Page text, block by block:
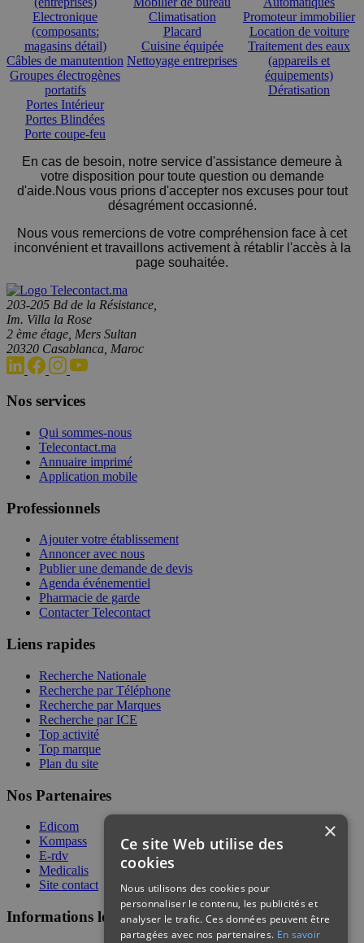
Electronique
(composants:
magasins détail)
Câbles de manutention
Groupes électrogènes
portatifs
Portes Intérieur
Portes Blindées
Porte coupe-feu
Climatisation
Placard
Cuisine équipée
Nettoyage entreprises
Promoteur immobilier
Location de voiture
Traitement des eaux
(appareils et
équipements)
Dératisation
En cas de besoin, notre service d'assistance demeure à
votre disposition pour toute question ou demande
d'aide.Nous vous prions d'accepter nos excuses pour tout
désagrément occasionné.
Nous vous remercions de votre compréhension face à cet
inconvénient et travaillons activement à rétablir l'accès à la
page souhaitée.
203-205 Bd de la Résistance,
Im. Villa la Rose
2 ème étage, Mers Sultan
20320 Casablanca, Maroc
Nos services
Qui sommes-nous
Telecontact.ma
Annuaire imprimé
Application mobile
Professionnels
Ajouter votre établissement
Annoncer avec nous
Publier une demande de devis
Agenda événementiel
Pharmacie de garde
Contacter Telecontact
Liens rapides
Recherche Nationale
Recherche par Téléphone
Recherche par Marques
Recherche par ICE
Top activité
Top marque
Plan du site
Nos Partenaires
Edicom
Kompass
E-rdv
Medicalis
Site contact
Informations légales
×
Ce site Web utilise des
cookies
Nous utilisons des cookies pour
personnaliser le contenu, les publicités et
analyser le trafic. Ces données peuvent être
partagées avec nos partenaires. En savoir